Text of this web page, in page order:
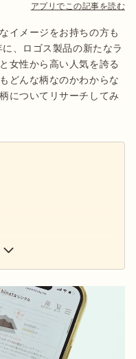
アプリでこの記事を読む
イメージをお持ちの方も
、ロゴス製品の新たなラ
女性から高い人気を誇る
どんな柄なのかわからな
についてリサーチしてみ